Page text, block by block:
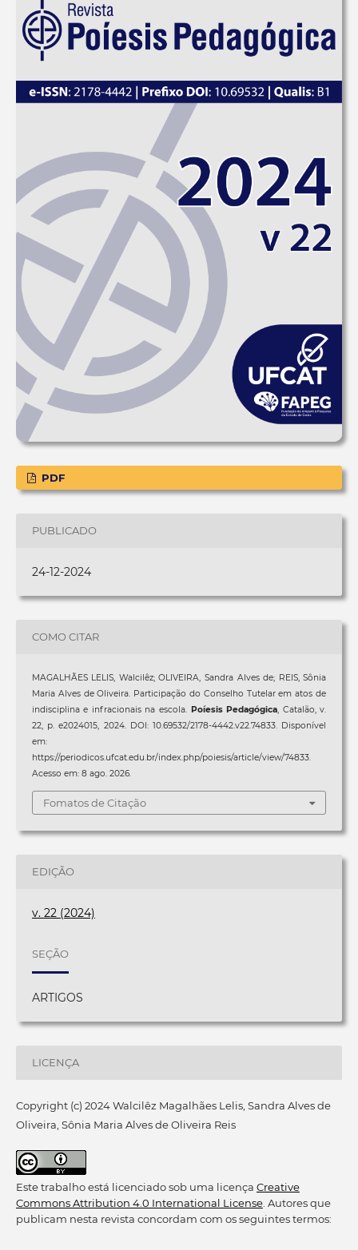
PDF
PUBLICADO
24-12-2024
COMO CITAR
MAGALHÃES LELIS, Walcilêz; OLIVEIRA, Sandra Alves de; REIS, Sônia
Maria Alves de Oliveira. Participação do Conselho Tutelar em atos de
indisciplina e infracionais na escola. Poíesis Pedagógica, Catalão, v.
22, p. e2024015, 2024. DOI: 10.69532/2178-4442.v22.74833. Disponível
em:
https://periodicos.ufcat.edu.br/index.php/poiesis/article/view/74833.
Acesso em: 8 ago. 2026.
Fomatos de Citação
EDIÇÃO
v. 22 (2024)
SEÇÃO
ARTIGOS
LICENÇA
Copyright (c) 2024 Walcilêz Magalhães Lelis, Sandra Alves de
Oliveira, Sônia Maria Alves de Oliveira Reis
Este trabalho está licenciado sob uma licença Creative
Commons Attribution 4.0 International License. Autores que
publicam nesta revista concordam com os seguintes termos: